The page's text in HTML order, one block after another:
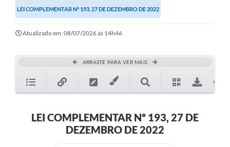
LEI COMPLEMENTAR Nº 193, 27 DE DEZEMBRO DE 2022
Atualizado em: 08/07/2026 às 14h46
ARRASTE PARA VER MAIS
LEI COMPLEMENTAR Nº 193, 27 DE
DEZEMBRO DE 2022